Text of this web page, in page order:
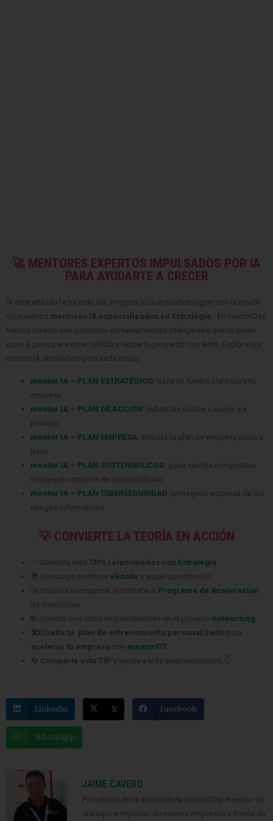
🚀 MENTORES EXPERTOS IMPULSADOS POR IA
PARA AYUDARTE A CRECER
Si este artículo te ha sido útil, imagina lo que puedes lograr con la ayuda
de nuestros mentores IA especializados en Estrategia
En mentorDay
hemos creado una colección de herramientas inteligentes que te guían
paso a paso para crear, validar y lanzar tu proyecto con éxito. Explora los
mentor IA diseñados para cada etapa:
mentor IA – PLAN ESTRATÉGICO : traza un rumbo claro para tu
empresa.
mentor IA – PLAN DE ACCIÓN : define tus pasos a seguir y a
priorizar.
mentor IA – PLAN EMPRESA : elabora tu plan de empresa paso a
paso.
mentor IA – PLAN SOSTENIBILIDAD : gana ventaja competitiva
incluyendo criterios de sostenibilidad.
mentor IA – PLAN CIBERSEGURIDAD : protege tu empresa de los
riesgos informáticos.
💡 CONVIERTE LA TEORÍA EN ACCIÓN
✅ Consulta más TIPs relacionadas con Estrategia
📚 Descarga nuestros eBooks y sigue aprendiendo
🚀 Impulsa tu empresa: inscríbete al Programa de Aceleración
de mentorDay
🌐 Conecta con otros emprendedores en el próximo networking
🛠️Diseña tu plan de entrenamiento personalizado para
acelerar tu empresa con mentorFIT
🔄 Comparte esta TIP y ayuda a más emprendedores 👇
LinkedIn X Facebook
WhatsApp
JAIME CAVERO
Presidente de la aceleradora mentorDay, inversor en
startups e impulsor de nuevas empresas a través de